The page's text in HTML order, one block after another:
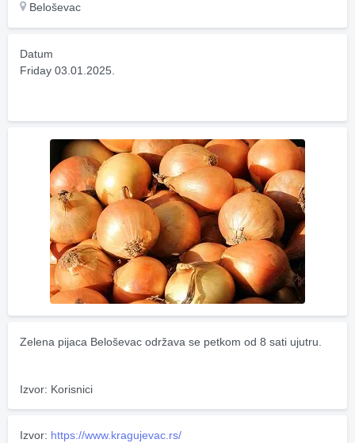
Beloševac
Datum
Friday 03.01.2025.
Zelena pijaca Beloševac održava se petkom od 8 sati ujutru.
Izvor: Korisnici
Izvor: https://www.kragujevac.rs/